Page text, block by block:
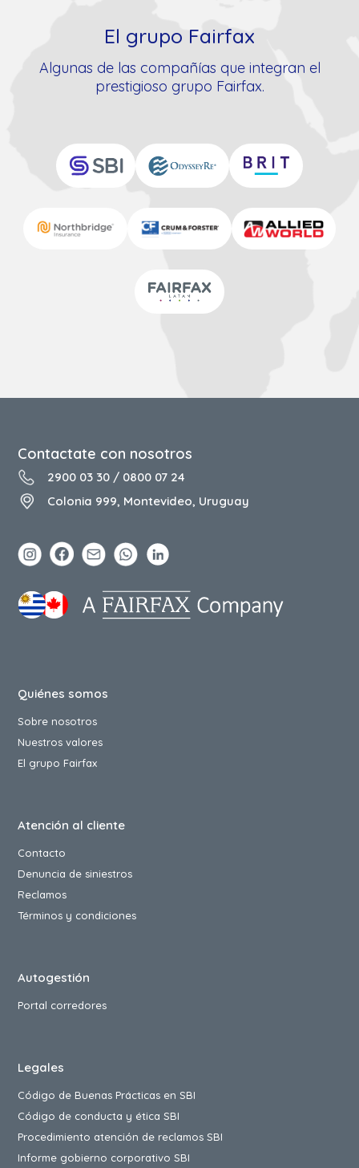
El grupo Fairfax
Algunas de las compañías que integran el
prestigioso grupo Fairfax.
Contactate con nosotros
2900 03 30 / 0800 07 24
Colonia 999, Montevideo, Uruguay
Quiénes somos
Sobre nosotros
Nuestros valores
El grupo Fairfax
Atención al cliente
Contacto
Denuncia de siniestros
Reclamos
Términos y condiciones
Autogestión
Portal corredores
Legales
Código de Buenas Prácticas en SBI
Código de conducta y ética SBI
Procedimiento atención de reclamos SBI
Informe gobierno corporativo SBI